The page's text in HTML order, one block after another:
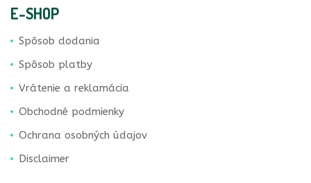
E-SHOP
Spôsob dodania
Spôsob platby
Vrátenie a reklamácia
Obchodné podmienky
Ochrana osobných údajov
Disclaimer